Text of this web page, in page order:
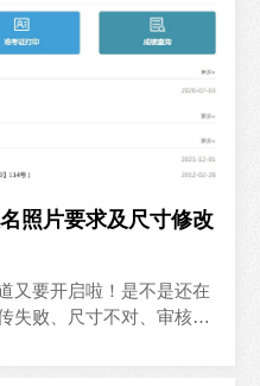
照片要求及尺寸修改
又要开启啦！是不是还在
败、尺寸不对、审核不